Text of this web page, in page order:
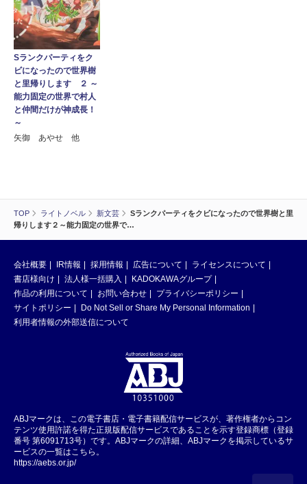
TOP ライトノベル 新文芸
Sランクパーティをクビになったので世界樹と里
帰りします２～能力固定の世界で…
Sランクパーティをク
ビになったので世界樹
と里帰りします ２ ～
能力固定の世界で村人
と仲間だけが神成長！
～
矢御 あやせ 他
会社概要 IR情報 採用情報 広告について
ライセンスについて
書店様向け
法人様一括購入
KADOKAWAグループ
作品の利用について
お問い合わせ
プライバシーポリシー
サイトポリシー
Do Not Sell or Share My Personal Information
利用者情報の外部送信について
ABJマークは、この電子書店・電子書籍配信サービスが、著作権者からコン
テンツ使用許諾を得た正規版配信サービスであることを示す登録商標（登録
番号 第6091713号）です。ABJマークの詳細、ABJマークを掲示しているサ
ービスの一覧はこちら。
https://aebs.or.jp/